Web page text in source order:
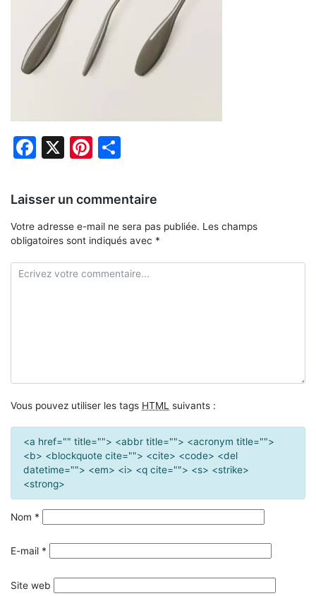
Facebook
X Pinterest
Laisser un commentaire
Votre adresse e-mail ne sera pas publiée. Les champs
obligatoires sont indiqués avec *
Vous pouvez utiliser les tags HTML suivants :
<a href="" title=""> <abbr title=""> <acronym title="">
<b> <blockquote cite=""> <cite> <code> <del
datetime=""> <em> <i> <q cite=""> <s> <strike>
<strong>
Nom *
E-mail *
Site web